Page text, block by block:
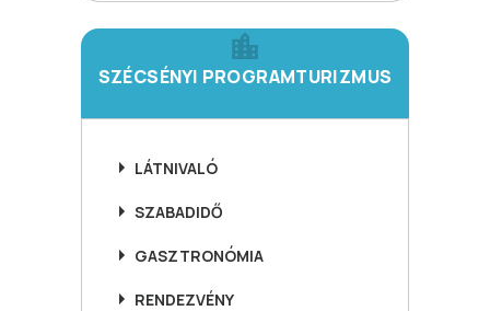
SZÉCSÉNYI PROGRAMTURIZMUS
LÁTNIVALÓ
SZABADIDŐ
GASZTRONÓMIA
RENDEZVÉNY